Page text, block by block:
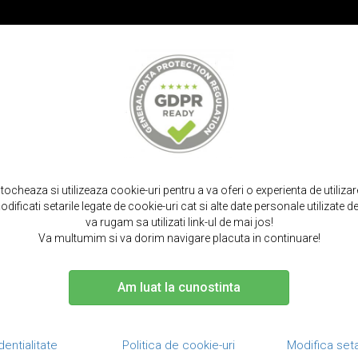
CURELE SMARTWATCH TOCURI SI SACULETI
SAMSUNG - S25
Culoare Tip husa Tip material
si utilizeaza cookie-uri pentru a va oferi o experienta de
setarile legate de cookie-uri cat si alte date personale utilizate
va rugam sa utilizati link-ul de mai jos!
Va multumim si va dorim navigare placuta in continuare!
Am luat la cunostinta
Politica de cookie-uri Modifica